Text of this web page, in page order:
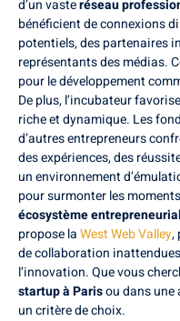
d’un vasteréseau
bénéficient de connexions
potentiels, des partenaires
représentants des médias.
pour le développement
De plus, l’incubateur
riche et dynamique. Les
d’autres entrepreneurs
des expériences, des
un environnement
pour surmonter les
écosystème entrepreneurial
propose laWest Web Valley,
de collaboration
l’innovation. Que vous
startup à Parisou dans une
un critère de choix.